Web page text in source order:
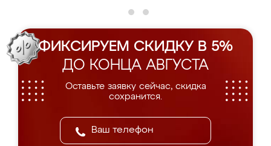
ФИКСИРУЕМ СКИДКУ В 5%
ДО КОНЦА АВГУСТА
Оставьте заявку сейчас, скидка
сохранится.